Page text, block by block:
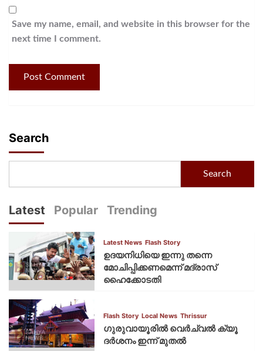
Save my name, email, and website in this browser for the
next time I comment.
Search
Search
Latest Popular Trending
Latest News Flash Story
ഉദയനിധിയെ ഇന്നു തന്നെ
മോചിപ്പിക്കണമെന്ന് മദ്രാസ്
ഹൈക്കോടതി
Flash Story Local News Thrissur
ഗുരുവായൂരില്‍ വെര്‍ച്വല്‍ ക്യൂ
ദര്‍ശനം ഇന്ന് മുതല്‍